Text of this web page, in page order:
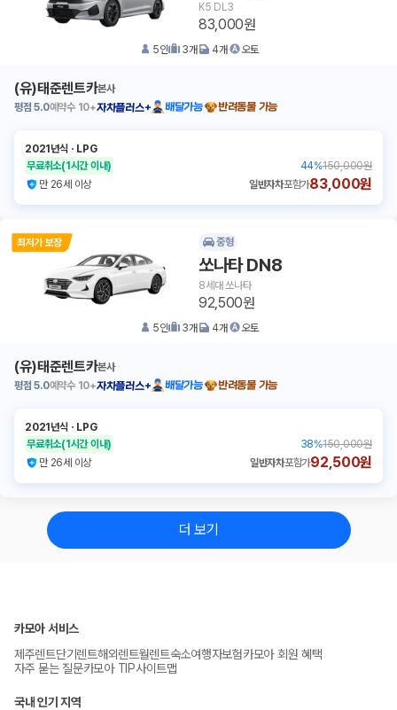
K5 DL3
83,000원
5인 3개 4개 오토
(유)태준렌트카본사
평점 5.0예약수 10+자차플러스+ 배달가능 반려동물 가능
2021년식 ㆍ LPG
무료취소(1시간 이내) 44%150,000원
만 26세 이상
일반자차포함가83,000원
중형
쏘나타 DN8
8세대 쏘나타
92,500원
5인 3개 4개 오토
(유)태준렌트카본사
평점 5.0예약수 10+자차플러스+ 배달가능 반려동물 가능
2021년식 ㆍ LPG
무료취소(1시간 이내) 38%150,000원
만 26세 이상
일반자차포함가92,500원
더 보기
카모아 서비스
제주렌트단기렌트해외렌트월렌트숙소여행자보험카모아 회원 혜택
자주 묻는 질문카모아 TIP사이트맵
국내 인기 지역